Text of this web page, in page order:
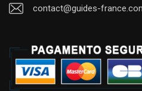
contact@guides-